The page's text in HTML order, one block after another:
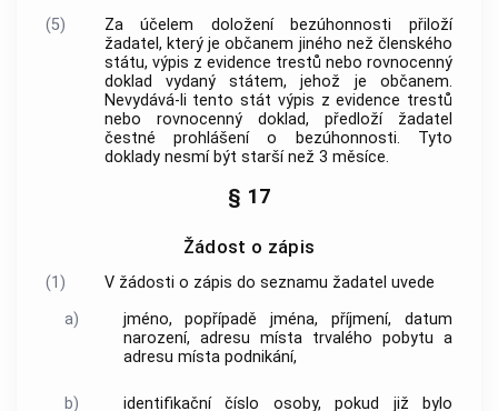
(5)
Za účelem doložení bezúhonnosti přiloží
žadatel, který je občanem jiného než členského
státu, výpis z evidence trestů nebo rovnocenný
doklad vydaný státem, jehož je občanem.
Nevydává-li tento stát výpis z evidence trestů
nebo rovnocenný doklad, předloží žadatel
čestné prohlášení o
bezúhonnosti. Tyto
doklady nesmí být starší než 3 měsíce.
§ 17
Žádost o zápis
(1) V žádosti o zápis do seznamu žadatel uvede
a)
jméno, popřípadě jména, příjmení, datum
narození, adresu místa trvalého pobytu a
adresu místa podnikání,
b)
identifikační číslo osoby, pokud již bylo